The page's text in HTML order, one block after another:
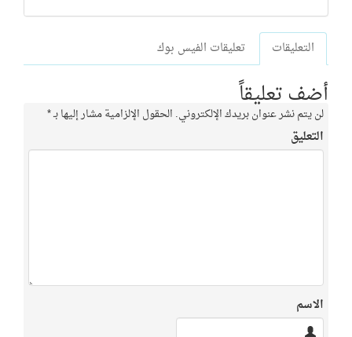
التعليقات تعليقات الفيس بوك
أضف تعليقاً
لن يتم نشر عنوان بريدك الإلكتروني. الحقول الإلزامية مشار إليها بـ*
التعليق
الاسم